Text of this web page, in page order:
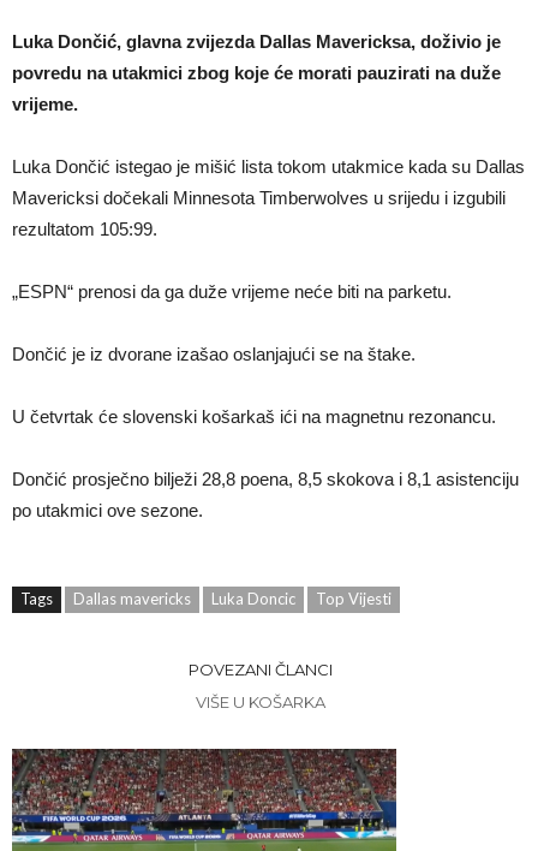
zatvora
Jake Paul kreće u rušenje UFC-a
Mudrik se vratio na teren nakon više od 600 dana. Odmah ide na
Luka Dončić, glavna zvijezda Dallas Mavericksa, doživio je
povredu na utakmici zbog koje će morati pauzirati na duže
vrijeme.
Luka Dončić istegao je mišić lista tokom utakmice kada su Dallas
Mavericksi dočekali Minnesota Timberwolves u srijedu i izgubili
rezultatom 105:99.
„ESPN“ prenosi da ga duže vrijeme neće biti na parketu.
Dončić je iz dvorane izašao oslanjajući se na štake.
U četvrtak će slovenski košarkaš ići na magnetnu rezonancu.
Dončić prosječno bilježi 28,8 poena, 8,5 skokova i 8,1 asistenciju
po utakmici ove sezone.
Tags Dallas mavericks Luka Doncic Top Vijesti
POVEZANI ČLANCI
VIŠE U KOŠARKA